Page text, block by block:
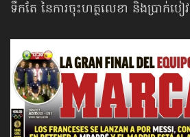
ទឹកតែ នៃការចុះហត្ថលេខា និងប្រាក់បៀ